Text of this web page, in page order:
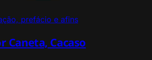
prefácio e afins
Caneta, Cacaso